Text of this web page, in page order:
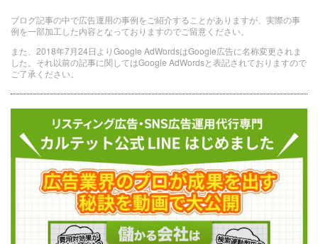
ブログ記事の中で広告運用の事例をご紹介することがありますが、実際の事
例を一部加工した内容となっておりますのでご留意ください。
また、2018年7月24日よりGoogle AdWordsはGoogle広告に名称変更されま
した。それ以前の記事に関してはGoogle AdWordsと表記されておりますので
ご了承ください。